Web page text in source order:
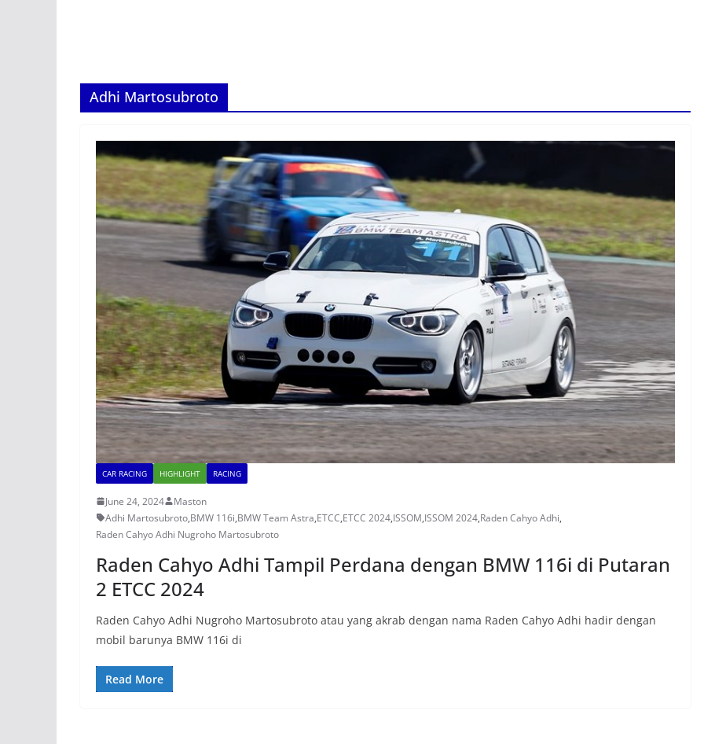
Adhi Martosubroto
CAR RACING HIGHLIGHT RACING
June 24, 2024
Maston
Adhi Martosubroto,BMW 116i,BMW Team Astra,ETCC,ETCC 2024,ISSOM,ISSOM 2024,Raden Cahyo Adhi,
Raden Cahyo Adhi Nugroho Martosubroto
Raden Cahyo Adhi Tampil Perdana dengan BMW 116i di Putaran
2 ETCC 2024
Raden Cahyo Adhi Nugroho Martosubroto atau yang akrab dengan nama Raden Cahyo Adhi hadir dengan
mobil barunya BMW 116i di
Read More